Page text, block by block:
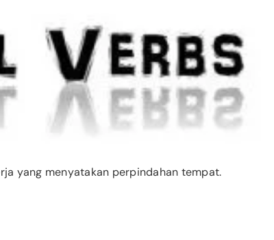
yang menyatakan perpindahan tempat.